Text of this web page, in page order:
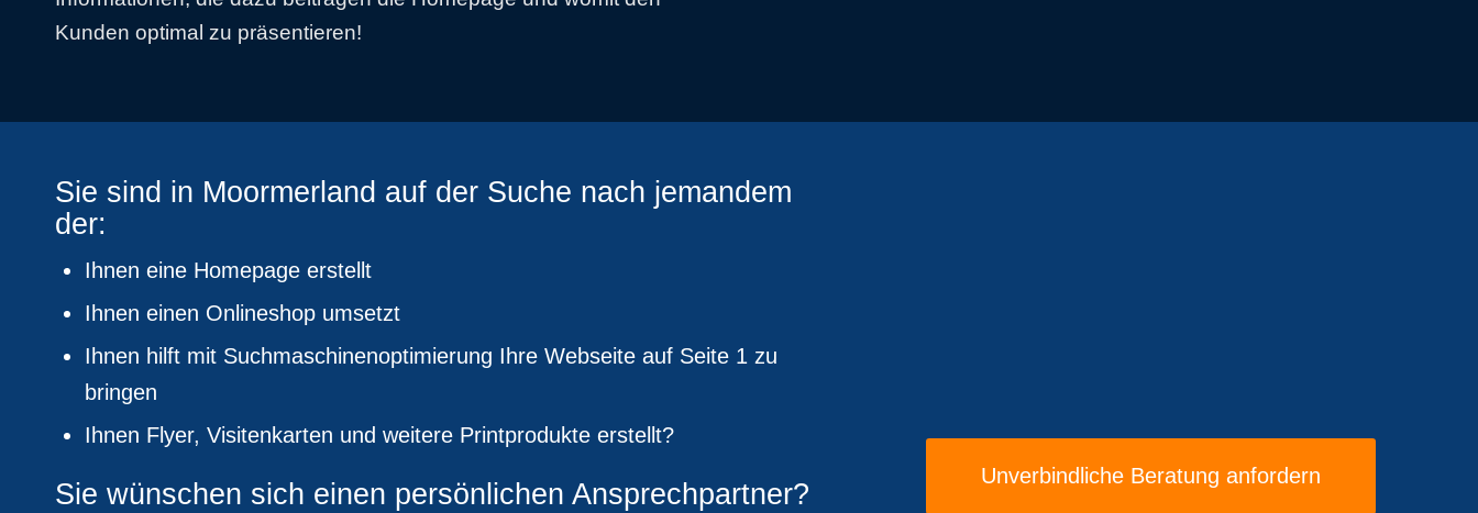
Kunden optimal zu präsentieren!
Sie sind in Moormerland auf der Suche nach jemandem
der:
Ihnen eine Homepage erstellt
Ihnen einen Onlineshop umsetzt
Ihnen hilft mit Suchmaschinenoptimierung Ihre Webseite auf Seite 1 zu
bringen
Ihnen Flyer, Visitenkarten und weitere Printprodukte erstellt?
Sie wünschen sich einen persönlichen Ansprechpartner?
Unverbindliche Beratung anfordern